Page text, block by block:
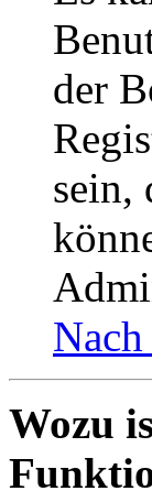
der
sein,
Wozu